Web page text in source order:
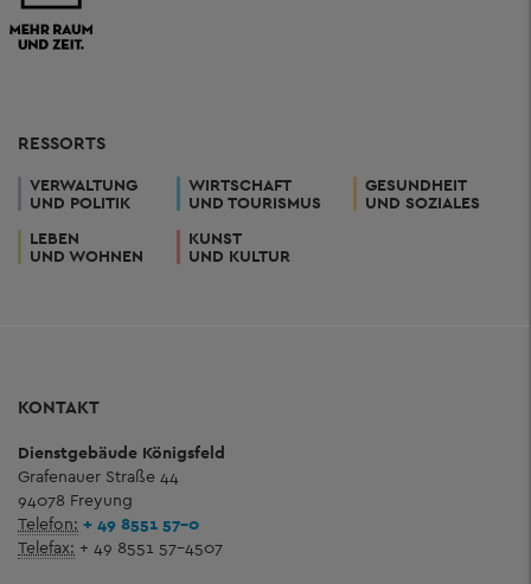
RESSORTS
VERWALTUNG
UND POLITIK
WIRTSCHAFT
UND TOURISMUS
GESUNDHEIT
UND SOZIALES
LEBEN
UND WOHNEN
KUNST
UND KULTUR
KONTAKT
Dienstgebäude Königsfeld
Grafenauer Straße 44
94078 Freyung
Telefon: + 49 8551 57-0
Telefax: + 49 8551 57-4507